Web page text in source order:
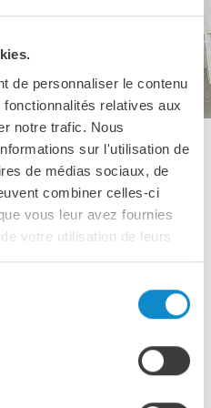
de personnaliser le contenu
relatives aux
notre trafic. Nous
sur l'utilisation de
de médias sociaux, de
combiner celles-ci
vous leur avez fournies
votre utilisation de leurs
sur